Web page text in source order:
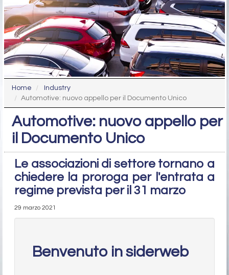
Home
Industry
Automotive: nuovo appello per il Documento Unico
Automotive: nuovo appello per
il Documento Unico
Le associazioni di settore tornano a
chiedere la proroga per l'entrata a
regime prevista per il 31 marzo
29 marzo 2021
Benvenuto in siderweb